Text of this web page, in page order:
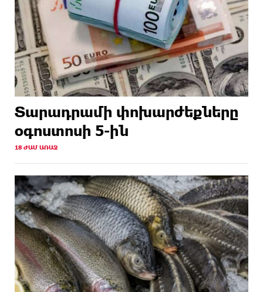
Տարադրամի փոխարժեքները
օգոստոսի 5-ին
18 ԺԱՄ ԱՌԱՋ